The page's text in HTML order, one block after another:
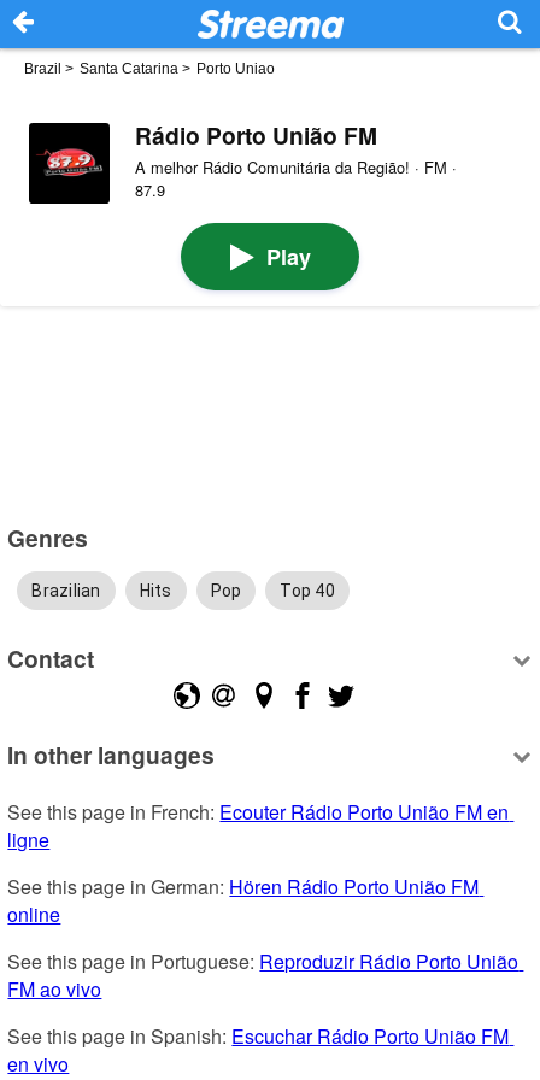
Brazil > Santa Catarina > Porto Uniao
Rádio Porto União FM
A melhor Rádio Comunitária da Região! · FM ·
87.9
Play
Genres
Brazilian Hits Pop Top 40
Contact
In other languages
See this page in French: Ecouter Rádio Porto União FM en
ligne
See this page in German: Hören Rádio Porto União FM
online
See this page in Portuguese: Reproduzir Rádio Porto União
FM ao vivo
See this page in Spanish: Escuchar Rádio Porto União FM
en vivo